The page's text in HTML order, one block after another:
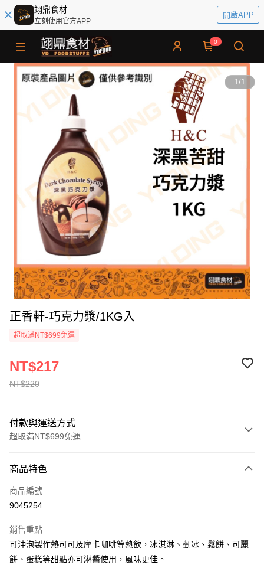
翊鼎食材
立刻使用官方APP
開啟APP
0
1/1
正香軒-巧克力漿/1KG入
超取滿NT$699免運
NT$220
NT$217
付款與運送方式
超取滿NT$699免運
信用卡一次付款
Apple Pay
運送方式
• 付款後全家取貨
每筆NT$60，滿NT$699(含以上)免運費
商品特色
商品編號
9045254
銷售重點
可沖泡製作熱可可及摩卡咖啡等熱飲，冰淇淋、剉冰、鬆餅、可麗
餅、蛋糕等甜點亦可淋醬使用，風味更佳。